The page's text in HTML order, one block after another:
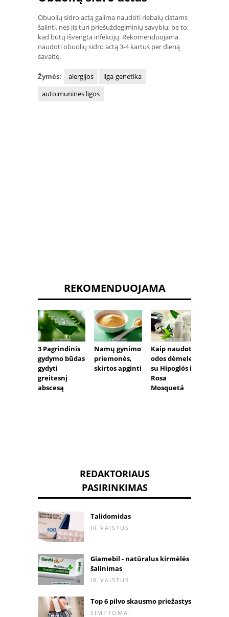
Obuolių sidro actą galima naudoti riebalų cistams
šalinti, nes jis turi priešuždegiminių savybių, be to,
kad būtų išvengta infekcijų. Rekomenduojama
naudoti obuolių sidro actą 3-4 kartus per dieną
savaitę.
Žymės: alergijos
liga-genetika
autoimuninės ligos
REKOMENDUOJAMA
3 Pagrindinis
gydymo būdas
gydyti
greitesnį
abscesą
Namų gynimo
priemonės,
skirtos apginti
Kaip naudoti
odos dėmeles
su Hipoglós ir
Rosa
Mosquetá
REDAKTORIAUS
PASIRINKIMAS
Talidomidas
IR VAISTUS
Giamebil - natūralus kirmėlės
šalinimas
IR VAISTUS
Top 6 pilvo skausmo priežastys
SIMPTOMAI